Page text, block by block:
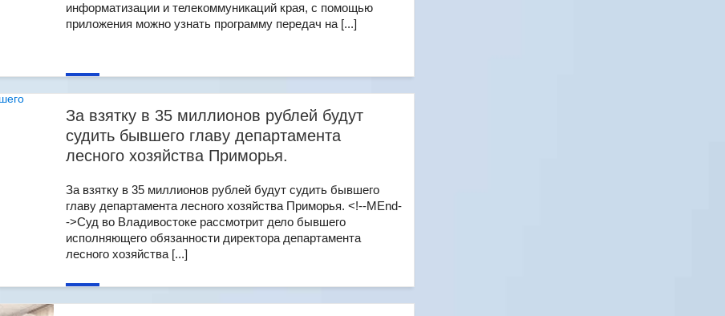
информатизации и телекоммуникаций края, с помощью
приложения можно узнать программу передач на [...]
За взятку в 35 миллионов рублей будут
судить бывшего главу департамента
лесного хозяйства Приморья.
За взятку в 35 миллионов рублей будут судить бывшего
главу департамента лесного хозяйства Приморья. <!--MEnd-
->Суд во Владивостоке рассмотрит дело бывшего
исполняющего обязанности директора департамента
лесного хозяйства [...]